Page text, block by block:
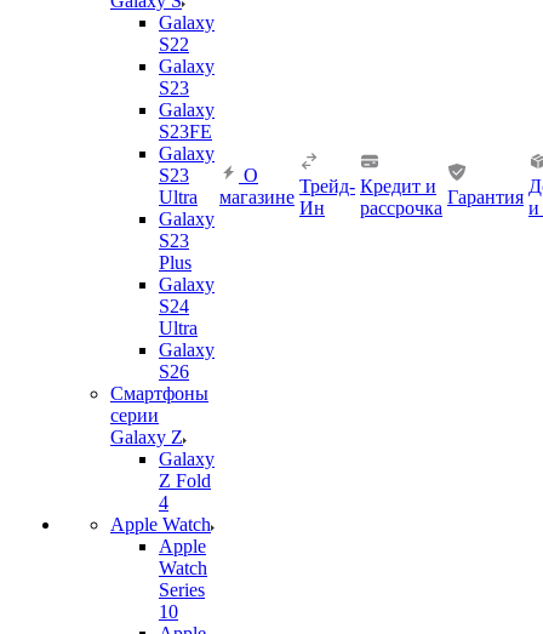
Galaxy
S22
Galaxy
S23
Galaxy
S23FE
Galaxy
S23
Ultra
Galaxy
S23
Plus
Galaxy
S24
Ultra
Galaxy
S26
Смартфоны
серии
Galaxy Z
Galaxy
Z Fold
4
Apple Watch
Apple
Watch
Series
10
О
магазине
Трейд-
Ин
Кредит и
рассрочка
Гарантия
и